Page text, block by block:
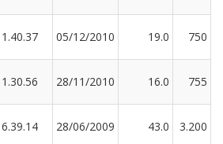
1.40.37 05/12/2010 19.0 750
1.30.56 28/11/2010 16.0 755
6.39.14 28/06/2009 43.0 3.200